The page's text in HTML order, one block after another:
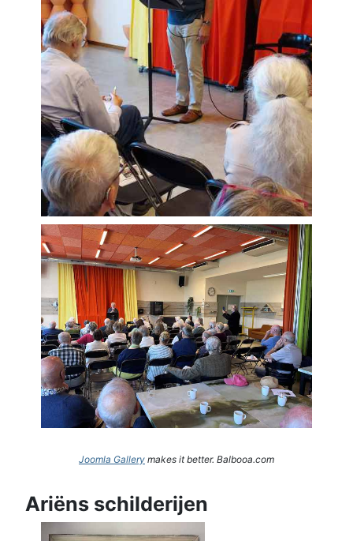
Joomla Gallery makes it better. Balbooa.com
Ariëns schilderijen